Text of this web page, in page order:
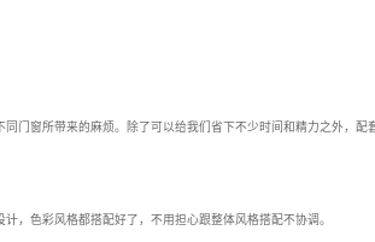
门窗所带来的麻烦。除了可以给我们省下不少时间和精力之外，配
，色彩风格都搭配好了，不用担心跟整体风格搭配不协调。